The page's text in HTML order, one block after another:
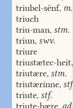
triubel-sënf, m.
triuch
triu-man, stm.
triun, swv.
triure
triustætec-heit,
triutære, stm.
triutærinne, stf.
triute, stf.
,